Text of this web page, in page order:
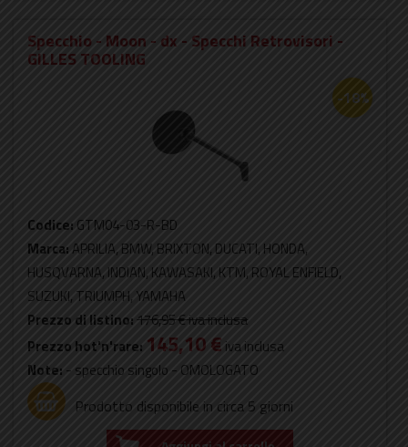
Specchio - Moon - dx - Specchi Retrovisori -
GILLES TOOLING
-18%
Codice: GTM04-03-R-BD
Marca:APRILIA, BMW, BRIXTON, DUCATI, HONDA,
HUSQVARNA, INDIAN, KAWASAKI, KTM, ROYAL ENFIELD,
SUZUKI, TRIUMPH, YAMAHA
Prezzo di listino:176,95 €iva inclusa
Prezzo hot'n'rare: 145,10 € iva inclusa
Note: - specchio singolo - OMOLOGATO
Prodotto disponibile in circa 5 giorni